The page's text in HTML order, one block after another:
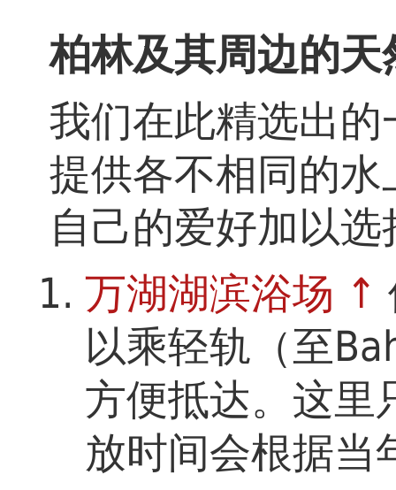
柏林及其周边的天
我们在此精选出
提供各不相同的
自己的爱好加以选
万湖湖滨浴场 ↑
以乘轻轨（至
方便抵达。这里
放时间会根据当